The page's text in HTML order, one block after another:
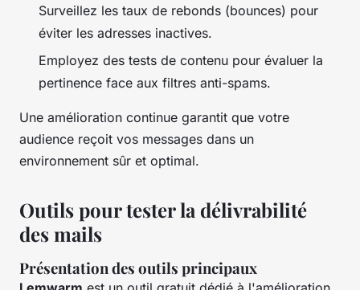
Surveillez les taux de rebonds (bounces) pour
éviter les adresses inactives.
Employez des tests de contenu pour évaluer la
pertinence face aux filtres anti-spams.
Une amélioration continue garantit que votre
audience reçoit vos messages dans un
environnement sûr et optimal.
Outils pour tester la délivrabilité
des mails
Présentation des outils principaux